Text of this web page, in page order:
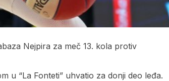
Nejpira za meč 13. kola protiv
u “La Fonteti” uhvatio za donji deo leđa.